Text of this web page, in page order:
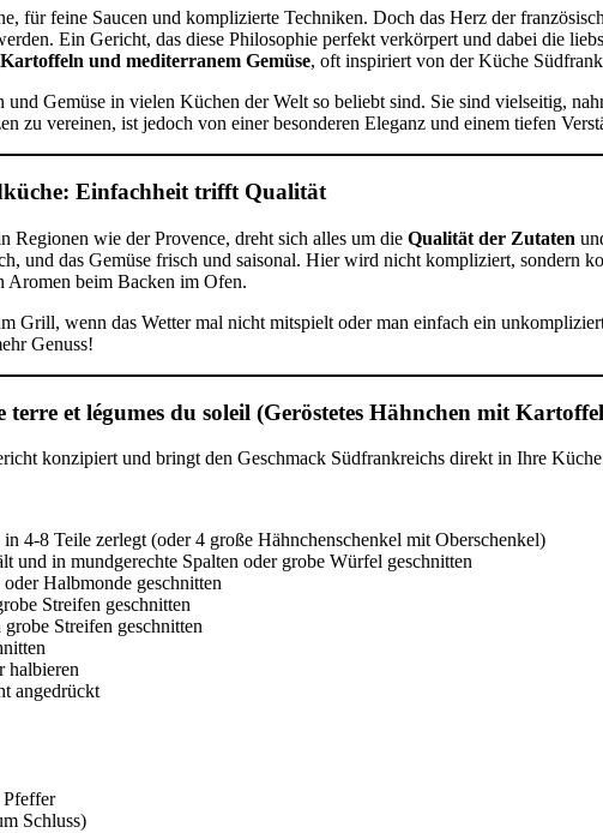
für feine Saucen und komplizierte Techniken. Doch das Herz der
Ein Gericht, das diese Philosophie perfekt verkörpert und dabei die
und mediterranem Gemüse, oft inspiriert von der Küche
Gemüse in vielen Küchen der Welt so beliebt sind. Sie sind vielseitig,
zu vereinen, ist jedoch von einer besonderen Eleganz und einem tiefen
Einfachheit trifft Qualität
Regionen wie der Provence, dreht sich alles um die Qualität der Zutaten
und das Gemüse frisch und saisonal. Hier wird nicht kompliziert, sondern
Aromen beim Backen im Ofen.
Grill, wenn das Wetter mal nicht mitspielt oder man einfach ein
Genuss!
et légumes du soleil (Geröstetes Hähnchen mit
konzipiert und bringt den Geschmack Südfrankreichs direkt in Ihre
4-8 Teile zerlegt (oder 4 große Hähnchenschenkel mit Oberschenkel)
und in mundgerechte Spalten oder grobe Würfel geschnitten
Halbmonde geschnitten
Streifen geschnitten
Streifen geschnitten
halbieren
angedrückt
Pfeffer
Schluss)